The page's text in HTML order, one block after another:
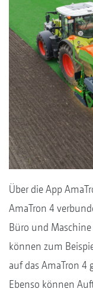
Über die App
AmaTron 4
Büro und
können zum
auf das AmaTron 4
Ebenso können